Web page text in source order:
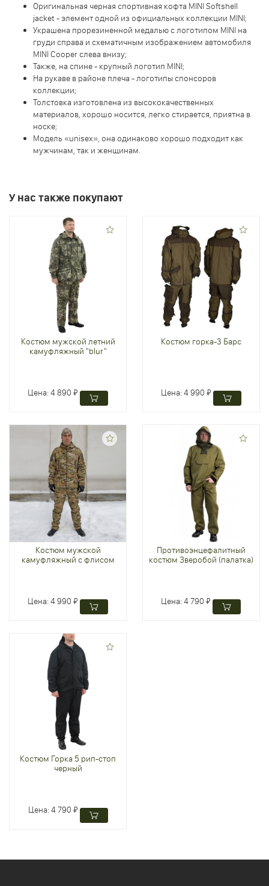
Оригинальная черная спортивная кофта MINI Softshell
jacket - элемент одной из официальных коллекции MINI;
Украшена прорезиненной медалью с логотипом MINI на
груди справа и схематичным изображением автомобиля
MINI Cooper слева внизу;
Также, на спине - крупный логотип MINI;
На рукаве в районе плеча - логотипы спонсоров
коллекции;
Толстовка изготовлена из высококачественных
материалов, хорошо носится, легко стирается, приятна в
носке;
Модель «unisex», она одинаково хорошо подходит как
мужчинам, так и женщинам.
У нас также покупают
Костюм мужской летний
камуфляжный "blur"
Цена:4 890 ₽
Костюм горка-3 Барс
Цена:4 990 ₽
Костюм мужской
камуфляжный с флисом
Цена:4 990 ₽
Противоэнцефалитный
костюм Зверобой (палатка)
Цена:4 790 ₽
Костюм Горка 5 рип-стоп
черный
Цена:4 790 ₽